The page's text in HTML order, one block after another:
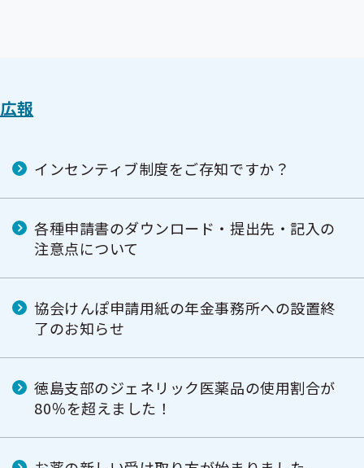
広報
インセンティブ制度をご存知ですか？
各種申請書のダウンロード・提出先・記入の
注意点について
協会けんぽ申請用紙の年金事務所への設置終
了のお知らせ
徳島支部のジェネリック医薬品の使用割合が
80％を超えました！